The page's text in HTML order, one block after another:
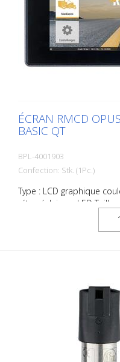
ÉCRAN RMCD
BASIC QT
BPL-4001903
Confection: Stk. (1Pc.)
Type : LCD graphique
rétro-éclairage LED Taille :
64,8 mm (h) Résolution :
(WVGA), 15:9 Couleurs :